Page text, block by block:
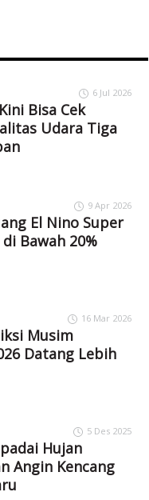
6 Jul 2026
Bisa Cek
Udara Tiga
9 Apr 2026
El Nino Super
Bawah 20%
16 Mar 2026
Musim
Datang Lebih
5 Des 2025
Hujan
Angin Kencang